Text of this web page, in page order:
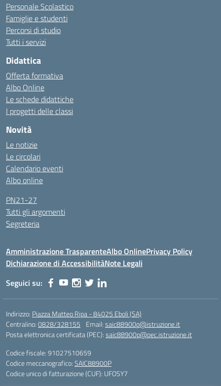
Personale Scolastico
Famiglie e studenti
Percorsi di studio
Tutti i servizi
Didattica
Offerta formativa
Albo Online
Le schede didattiche
I progetti delle classi
Novità
Le notizie
Le circolari
Calendario eventi
Albo online
PN21-27
Tutti gli argomenti
Segreteria
Amministrazione TrasparenteAlbo OnlinePrivacy Policy
Dichiarazione di AccessibilitàNote Legali
Seguici su:
Indirizzo: Piazza Matteo Ripa - 84025 Eboli (SA)
Centralino:0828/328155 Email:saic88900p@istruzione.it
Posta elettronica certificata (PEC):saic88900p@pec.istruzione.it
Codice fiscale: 91027510659
Codice meccanografico:SAIC88900P
Codice unico di fatturazione (CUF): UFOSY7